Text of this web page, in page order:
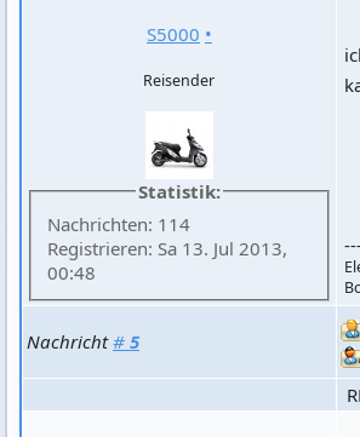
S5000 •
Reisender
Statistik:
Nachrichten: 114
Registrieren: Sa 13. Jul 2013,
00:48
Nachricht# 5